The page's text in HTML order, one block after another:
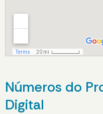
Números do
Digital